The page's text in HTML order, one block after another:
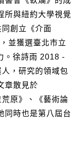
所與紐約大學視覺
創立《介面
並獲選臺北市立
。徐詩雨 2018 -
，研究的領域包
章散見於
原》、《藝術論
同時也是第八屆台